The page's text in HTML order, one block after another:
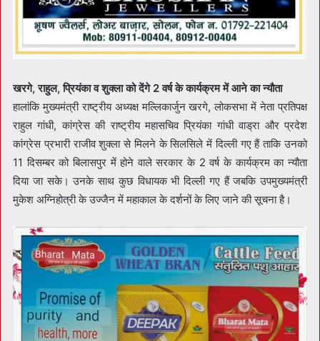
खरगे, राहुल, प्रियंका व शुक्ला को देंगे 2 वर्ष के कार्यक्रम में आने का न्यौता
हालांकि मुख्यमंत्री राष्ट्रीय अध्यक्ष मल्लिकार्जुन खरगे, लोकसभा में नेता प्रतिपक्ष
राहुल गांधी, कांग्रेस की राष्ट्रीय महासचिव प्रियंका गांधी वाड्रा और प्रदेश
कांग्रेस प्रभारी राजीव शुक्ला से मिलने के सिलसिले में दिल्ली गए हैं ताकि उनको
11 दिसम्बर को बिलासपुर में होने वाले सरकार के 2 वर्ष के कार्यक्रम का न्यौता
दिया जा सके। उनके साथ कुछ विधायक भी दिल्ली गए हैं जबकि उपमुख्यमंत्री
मुकेश अग्निहोत्री के उज्जैन में महाकाल के दर्शनों के लिए जाने की सूचना है।